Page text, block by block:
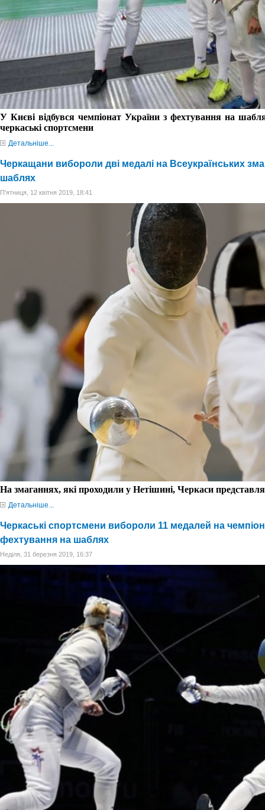
У Києві відбувся чемпіонат України з фехтування на
черкаські спортсмени
Детальніше...
Черкащани вибороли дві медалі на Всеукраїнських
шаблях
П'ятниця, 12 квітня 2019, 18:41
На змаганнях, які проходили у Нетішині, Черкаси
Детальніше...
Черкаські спортсмени вибороли 11 медалей на
фехтування на шаблях
Неділя, 31 березня 2019, 16:37